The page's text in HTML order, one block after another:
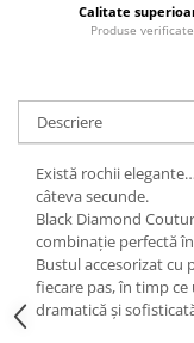
Calitate
Produse verificate
Descriere
Există rochii
câteva secunde.
Black Diamond
combinație perfectă
Bustul accesorizat cu
fiecare pas, în timp
dramatică și